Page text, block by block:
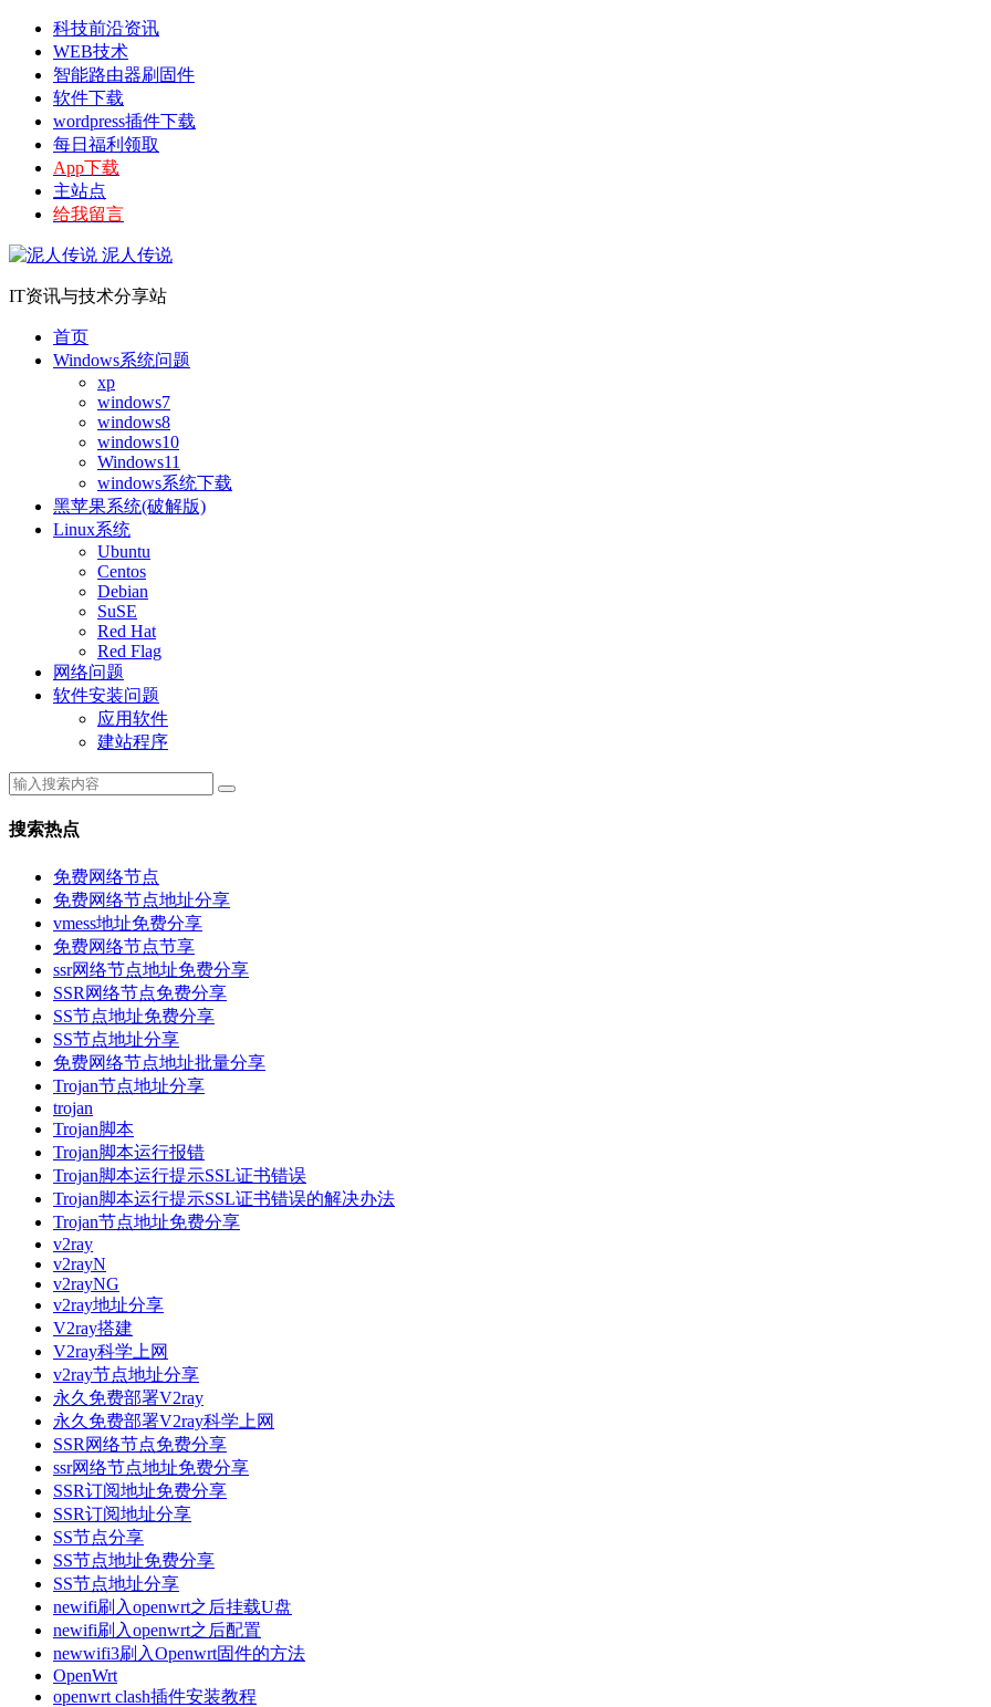
科技前沿资讯
WEB技术
智能路由器刷固件
软件下载
wordpress插件下载
每日福利领取
App下载
主站点
给我留言
泥人传说
IT资讯与技术分享站
首页
Windows系统问题
xp
windows7
windows8
windows10
Windows11
windows系统下载
黑苹果系统(破解版)
Linux系统
Ubuntu
Centos
Debian
SuSE
Red Hat
Red Flag
网络问题
软件安装问题
应用软件
建站程序
搜索热点
免费网络节点
免费网络节点地址分享
vmess地址免费分享
免费网络节点节享
ssr网络节点地址免费分享
SSR网络节点免费分享
SS节点地址免费分享
SS节点地址分享
免费网络节点地址批量分享
Trojan节点地址分享
trojan
Trojan脚本
Trojan脚本运行报错
Trojan脚本运行提示SSL证书错误
Trojan脚本运行提示SSL证书错误的解决办法
Trojan节点地址免费分享
v2ray
v2rayN
v2rayNG
v2ray地址分享
V2ray搭建
V2ray科学上网
v2ray节点地址分享
永久免费部署V2ray
永久免费部署V2ray科学上网
SSR网络节点免费分享
ssr网络节点地址免费分享
SSR订阅地址免费分享
SSR订阅地址分享
SS节点分享
SS节点地址免费分享
SS节点地址分享
newifi刷入openwrt之后挂载U盘
newifi刷入openwrt之后配置
newwifi3刷入Openwrt固件的方法
OpenWrt
openwrt clash插件安装教程